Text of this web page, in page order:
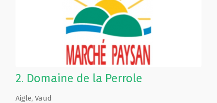
2. Domaine de la Perrole
Aigle, Vaud